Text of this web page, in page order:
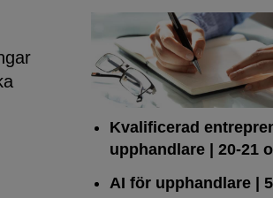
Kvalificerad
upphandlare
| 20-21
AI för upphandlare |